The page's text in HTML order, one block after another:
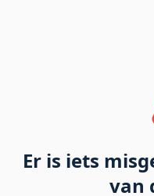
Er is iets
van